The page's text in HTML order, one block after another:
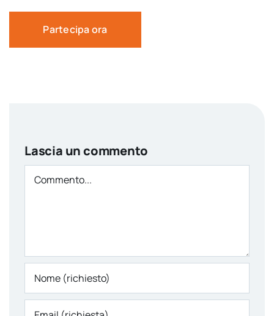
Partecipa ora
Lascia un commento
Comment